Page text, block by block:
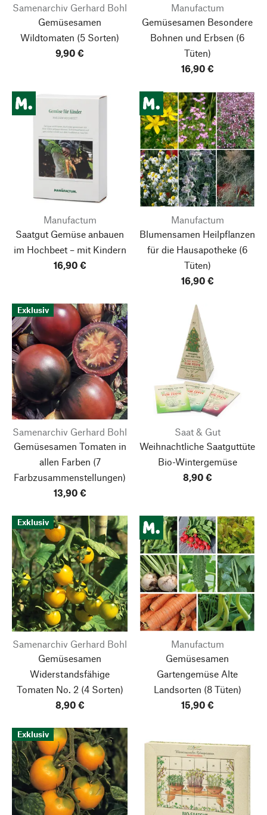
Samenarchiv Gerhard Bohl
Gemüsesamen
Wildtomaten (5 Sorten)
9,90 €
Manufactum
Gemüsesamen Besondere
Bohnen und Erbsen (6
Tüten)
16,90 €
Manufactum
Saatgut Gemüse anbauen
im Hochbeet – mit Kindern
16,90 €
Manufactum
Blumensamen Heilpflanzen
für die Hausapotheke(6
Tüten)
16,90 €
Exklusiv
Samenarchiv Gerhard Bohl
Gemüsesamen Tomaten in
allen Farben (7
Farbzusammenstellungen)
13,90 €
Saat & Gut
Weihnachtliche Saatguttüte
Bio-Wintergemüse
8,90 €
Exklusiv
Samenarchiv Gerhard Bohl
Gemüsesamen
Widerstandsfähige
Tomaten No. 2 (4 Sorten)
8,90 €
Manufactum
Gemüsesamen
Gartengemüse Alte
Landsorten (8 Tüten)
15,90 €
Exklusiv